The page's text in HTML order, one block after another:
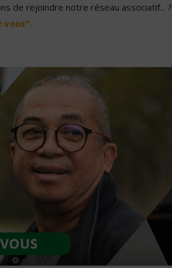
de rejoindre notre réseau associatif... ?
vous".